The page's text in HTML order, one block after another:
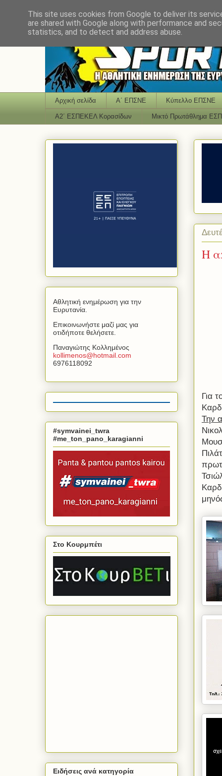
Αρχική σελίδα Α΄ ΕΠΣΝΕ Κύπελλο ΕΠΣΝΕ
Α2΄ ΕΣΠΕΚΕΛ Κορασίδων Μικτό Πρωτάθλημα
Η
Για
Την
Αθλητική ενημέρωση για την
Ευρυτανία.
Επικοινωνήστε μαζί μας για
οτιδήποτε θελήσετε.
Παναγιώτης Κολλημένος
kollimenos@hotmail com
6976118092
#symvainei_twra
#me_ton_pano_karagianni
Στο Κουρμπέτι
Ειδήσεις ανά κατηγορία
This site uses cookies from Google to deliver its
are shared with Google along with performance and
statistics, and to detect and address abuse.